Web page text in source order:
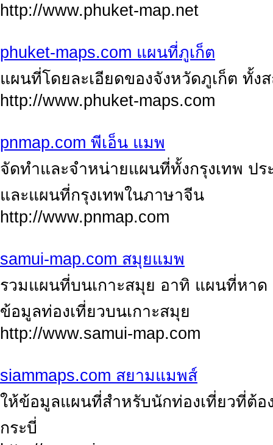
http://www.phuket-map.net
phuket-maps.com แผนที่ภูเก็ต
แผนที่โดยละเอียดของจังหวัดภูเก็ต ทั้
http://www.phuket-maps.com
pnmap.com พีเอ็น แมพ
จัดทำและจำหน่ายแผนที่ทั้งกรุงเทพ ป
และแผนที่กรุงเทพในภาษาจีน
http://www.pnmap.com
samui-map.com สมุยแมพ
รวมแผนที่บนเกาะสมุย อาทิ แผนที่หาด
ข้อมูลท่องเที่ยวบนเกาะสมุย
http://www.samui-map.com
siammaps.com สยามแมพส์
ให้ข้อมูลแผนที่สำหรับนักท่องเที่ยวที่ต้อ
กระบี่